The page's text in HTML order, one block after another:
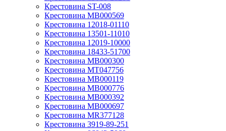
Крестовина ST-008
Крестовина MB000569
Крестовина 12018-01110
Крестовина 13501-11010
Крестовина 12019-10000
Крестовина 18433-51700
Крестовина MB000300
Крестовина MT047756
Крестовина MB000119
Крестовина MB000776
Крестовина MB000392
Крестовина MB000697
Крестовина MR377128
Крестовина 3919-89-251